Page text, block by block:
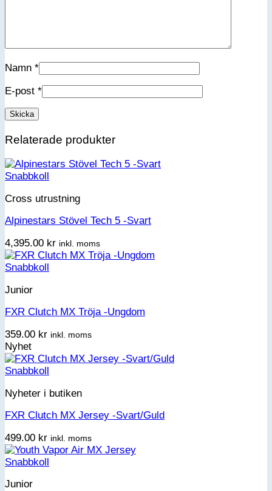
Namn *
E-post *
Relaterade produkter
Snabbkoll
Cross utrustning
Alpinestars Stövel Tech 5 -Svart
4,395.00 kr inkl. moms
Snabbkoll
Junior
FXR Clutch MX Tröja -Ungdom
359.00 kr inkl. moms
Nyhet
Snabbkoll
Nyheter i butiken
FXR Clutch MX Jersey -Svart/Guld
499.00 kr inkl. moms
Snabbkoll
Junior